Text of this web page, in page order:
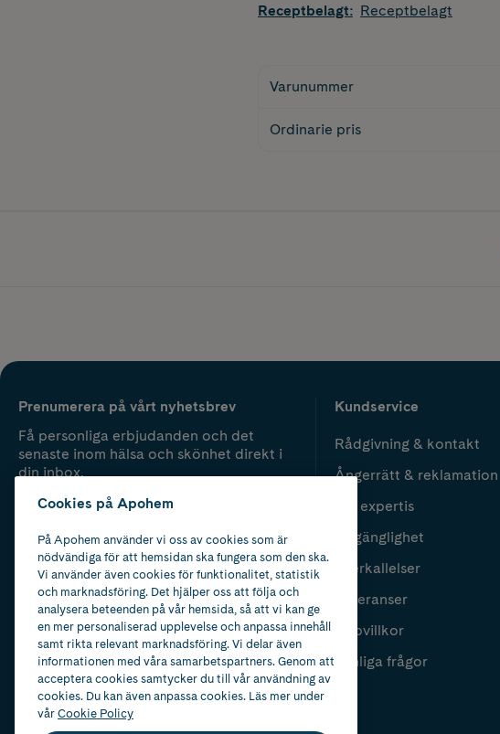
Receptbelagt: Receptbelagt
Varunummer
Ordinarie pris
Prenumerera på vårt nyhetsbrev
Få personliga erbjudanden och det
senaste inom hälsa och skönhet direkt i
din inbox.
Kundservice
Rådgivning & kontakt
Ångerrätt & reklamation
Vår expertis
Tillgänglighet
Återkallelser
Leveranser
Köpvillkor
Vanliga frågor
Cookies på Apohem
På Apohem använder vi oss av cookies som är
nödvändiga för att hemsidan ska fungera som den ska.
Vi använder även cookies för funktionalitet, statistik
och marknadsföring. Det hjälper oss att följa och
analysera beteenden på vår hemsida, så att vi kan ge
en mer personaliserad upplevelse och anpassa innehåll
samt rikta relevant marknadsföring. Vi delar även
informationen med våra samarbetspartners. Genom att
acceptera cookies samtycker du till vår användning av
cookies. Du kan även anpassa cookies. Läs mer under
vårCookie Policy